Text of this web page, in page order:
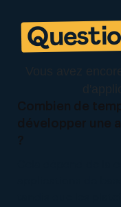
Combien de
développer une
?